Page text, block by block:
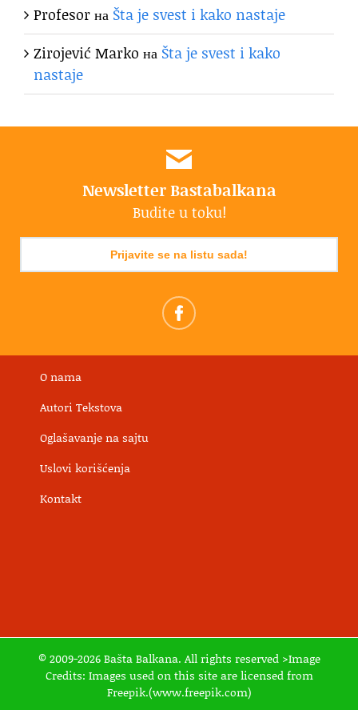
Profesorна Šta je svest i kako nastaje
Zirojević Marko на Šta je svest i kako
nastaje
Newsletter Bastabalkana
Budite u toku!
Prijavite se na listu sada!
O nama
Autori Tekstova
Oglašavanje na sajtu
Uslovi korišćenja
Kontakt
© 2009-2026 Bašta Balkana. All rights reserved >Image
Credits: Images used on this site are licensed from
Freepik.(www.freepik.com)